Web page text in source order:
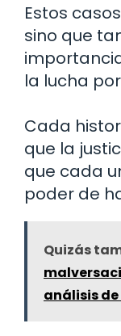
Estos
sino que
la lucha
Cada
que la
que cada
poder de
Quizás
análisis